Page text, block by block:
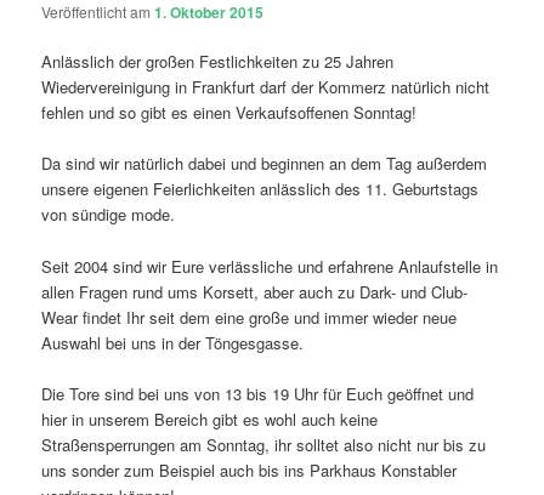
Veröffentlicht am1. Oktober 2015
Anlässlich der großen Festlichkeiten zu 25 Jahren
Wiedervereinigung in Frankfurt darf der Kommerz natürlich nicht
fehlen und so gibt es einen Verkaufsoffenen Sonntag!
Da sind wir natürlich dabei und beginnen an dem Tag außerdem
unsere eigenen Feierlichkeiten anlässlich des 11. Geburtstags
von sündige mode.
Seit 2004 sind wir Eure verlässliche und erfahrene Anlaufstelle in
allen Fragen rund ums Korsett, aber auch zu Dark- und Club-
Wear findet Ihr seit dem eine große und immer wieder neue
Auswahl bei uns in der Töngesgasse.
Die Tore sind bei uns von 13 bis 19 Uhr für Euch geöffnet und
hier in unserem Bereich gibt es wohl auch keine
Straßensperrungen am Sonntag, ihr solltet also nicht nur bis zu
uns sonder zum Beispiel auch bis ins Parkhaus Konstabler